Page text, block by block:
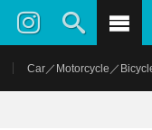
Car／Motorcycle／